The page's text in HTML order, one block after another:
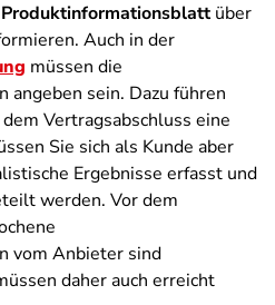
Produktinformationsblattüber
Auch in der
müssen die
sein. Dazu führen
Vertragsabschluss eine
Sie sich als Kunde aber
Ergebnisse erfasst und
werden. Vor dem
vom Anbieter sind
daher auch erreicht